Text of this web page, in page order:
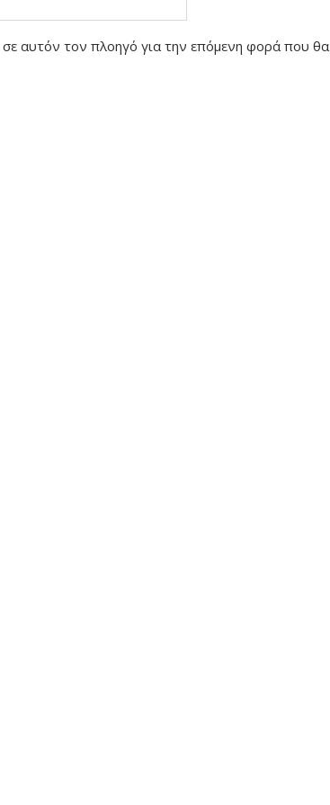
αυτόν τον πλοηγό για την επόμενη φορά που θα